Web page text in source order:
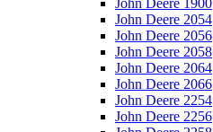
John Deere 1900
John Deere 2054
John Deere 2056
John Deere 2058
John Deere 2064
John Deere 2066
John Deere 2254
John Deere 2256